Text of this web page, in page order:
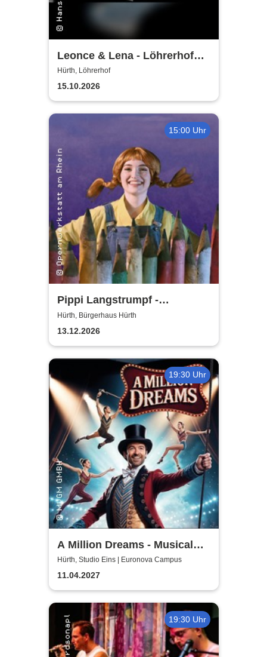
Leonce & Lena - Löhrerhof
Hürth
Hürth, Löhrerhof
15.10.2026
15:00 Uhr
Pippi Langstrumpf -
Bürgerhaus Hürth
Hürth, Bürgerhaus Hürth
13.12.2026
19:30 Uhr
A Million Dreams - Musical
Circus Show
Hürth, Studio Eins | Euronova Campus
11.04.2027
19:30 Uhr